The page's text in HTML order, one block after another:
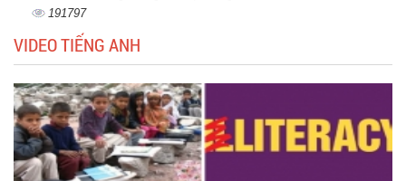
191797
VIDEO TIẾNG ANH